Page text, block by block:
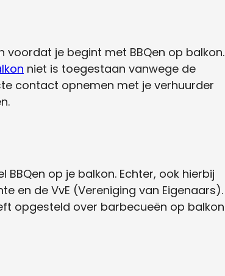
je begint met BBQen op balkon.
niet is toegestaan vanwege de
contact opnemen met je verhuurder
op je balkon. Echter, ook hierbij
en de VvE (Vereniging van Eigenaars).
opgesteld over barbecueën op balkon